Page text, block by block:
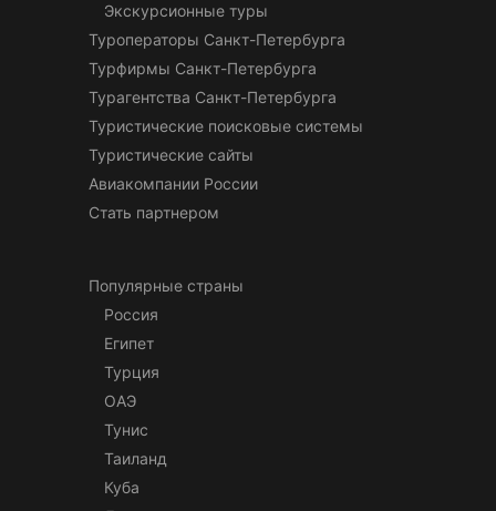
Экскурсионные туры
Туроператоры Санкт-Петербурга
Турфирмы Санкт-Петербурга
Турагентства Санкт-Петербурга
Туристические поисковые системы
Туристические сайты
Авиакомпании России
Стать партнером
Популярные страны
Россия
Египет
Турция
ОАЭ
Тунис
Таиланд
Куба